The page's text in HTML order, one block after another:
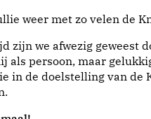
weer met zo velen de
zijn we afwezig geweest
als persoon, maar
in de doelstelling van de